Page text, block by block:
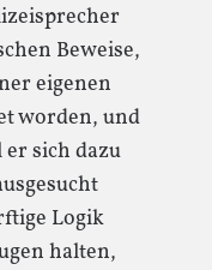
Beweise,
eigenen
worden, und
sich dazu
Logik
halten,